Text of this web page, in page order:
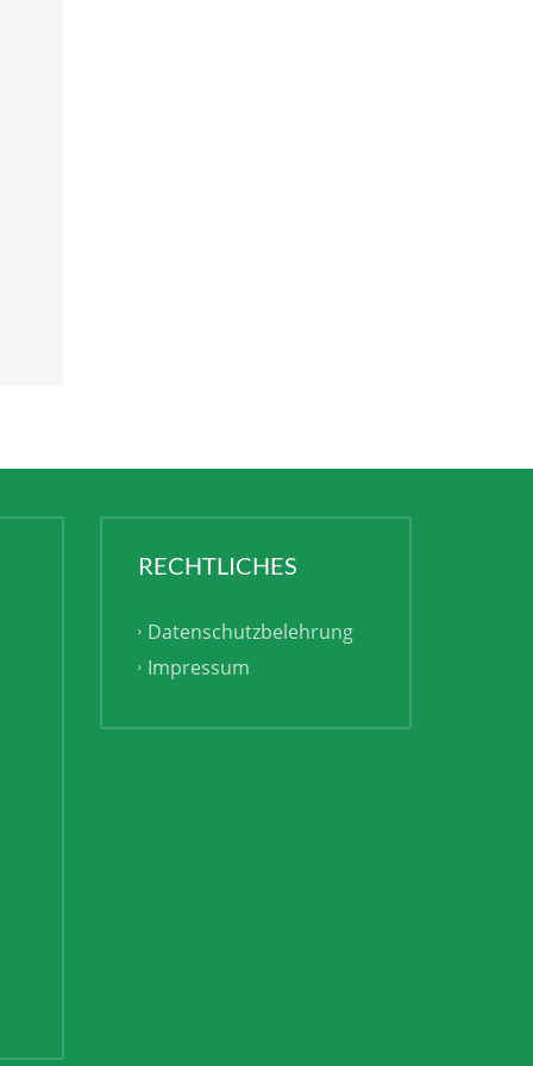
RECHTLICHES
Datenschutzbelehrung
Impressum